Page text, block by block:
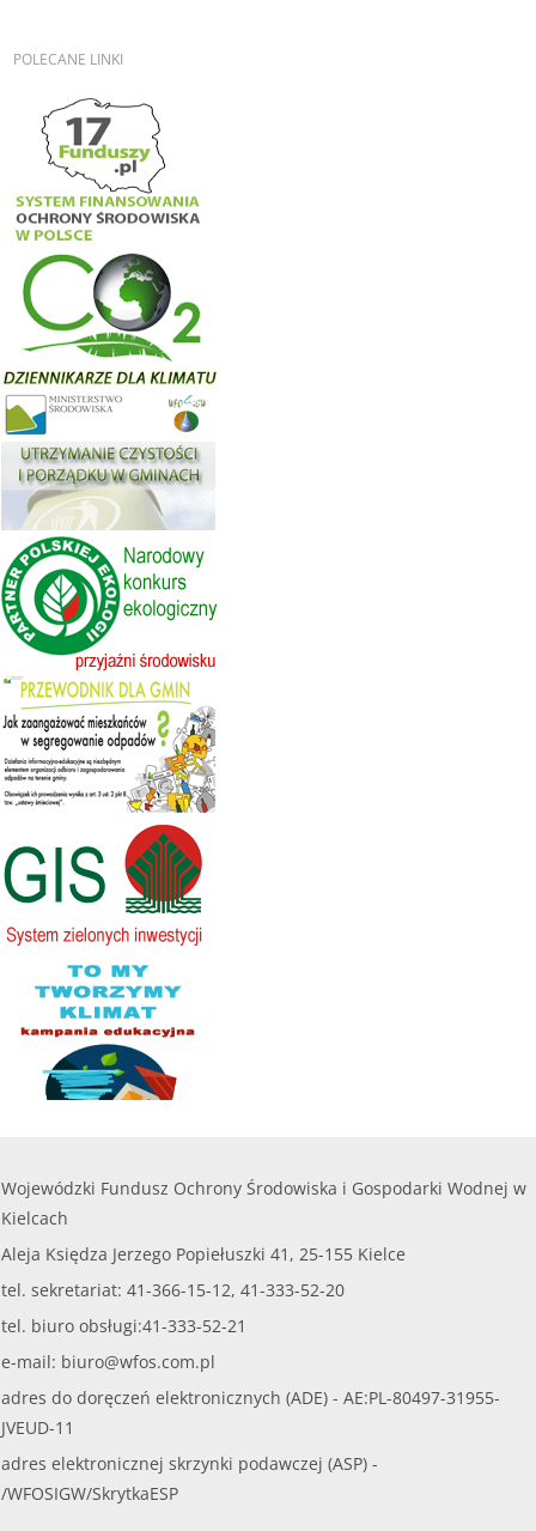
POLECANE LINKI
Wojewódzki Fundusz Ochrony Środowiska i Gospodarki Wodnej w
Kielcach
Aleja Księdza Jerzego Popiełuszki 41, 25-155 Kielce
tel. sekretariat: 41-366-15-12, 41-333-52-20
tel. biuro obsługi:41-333-52-21
e-mail: biuro@wfos.com.pl
adres do doręczeń elektronicznych (ADE) - AE:PL-80497-31955-
JVEUD-11
adres elektronicznej skrzynki podawczej (ASP) -
/WFOSIGW/SkrytkaESP